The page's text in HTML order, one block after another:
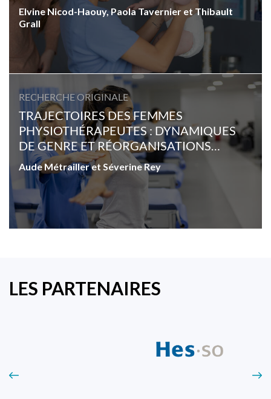
Elvine Nicod-Haouy, Paola Tavernier et Thibault
Grall
RECHERCHE ORIGINALE
TRAJECTOIRES DES FEMMES
PHYSIOTHÉRAPEUTES : DYNAMIQUES
DE GENRE ET RÉORGANISATIONS
PROFESSIONNELLES
Aude Métrailler et Séverine Rey
LES PARTENAIRES